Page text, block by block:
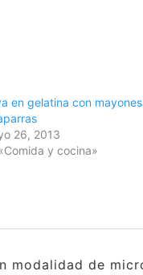
en gelatina con
26, 2013
y cocina»
modalidad de